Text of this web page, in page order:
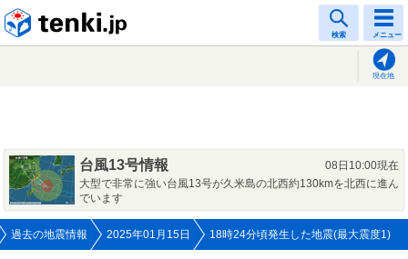
検索 メニュー
現在地
台風13号情報
08日10:00現在
大型で非常に強い台風13号が久米島の北西約130kmを北西に進ん
でいます
過去の地震情報 2025年01月15日 18時24分頃発生した地震(最大震度1)